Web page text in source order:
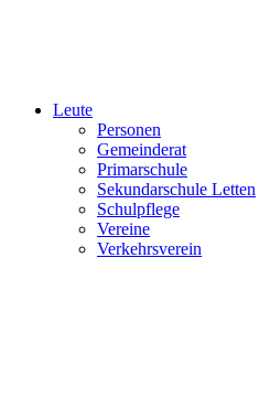
Leute
Personen
Gemeinderat
Primarschule
Sekundarschule Letten
Schulpflege
Vereine
Verkehrsverein